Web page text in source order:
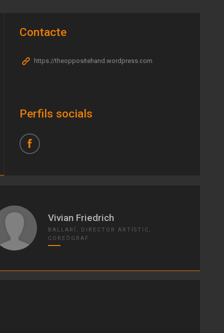
Contacte
https://theoppositehand.wordpress.com
Perfils socials
Vivian Friedrich
BALLARÍ, DIRECTOR ARTÍSTIC,
COREÒGRAF